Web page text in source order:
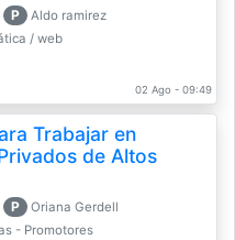
P
Aldo ramirez
/ web
02 Ago - 09:49
Trabajar en
de Altos
P
Oriana Gerdell
- Promotores